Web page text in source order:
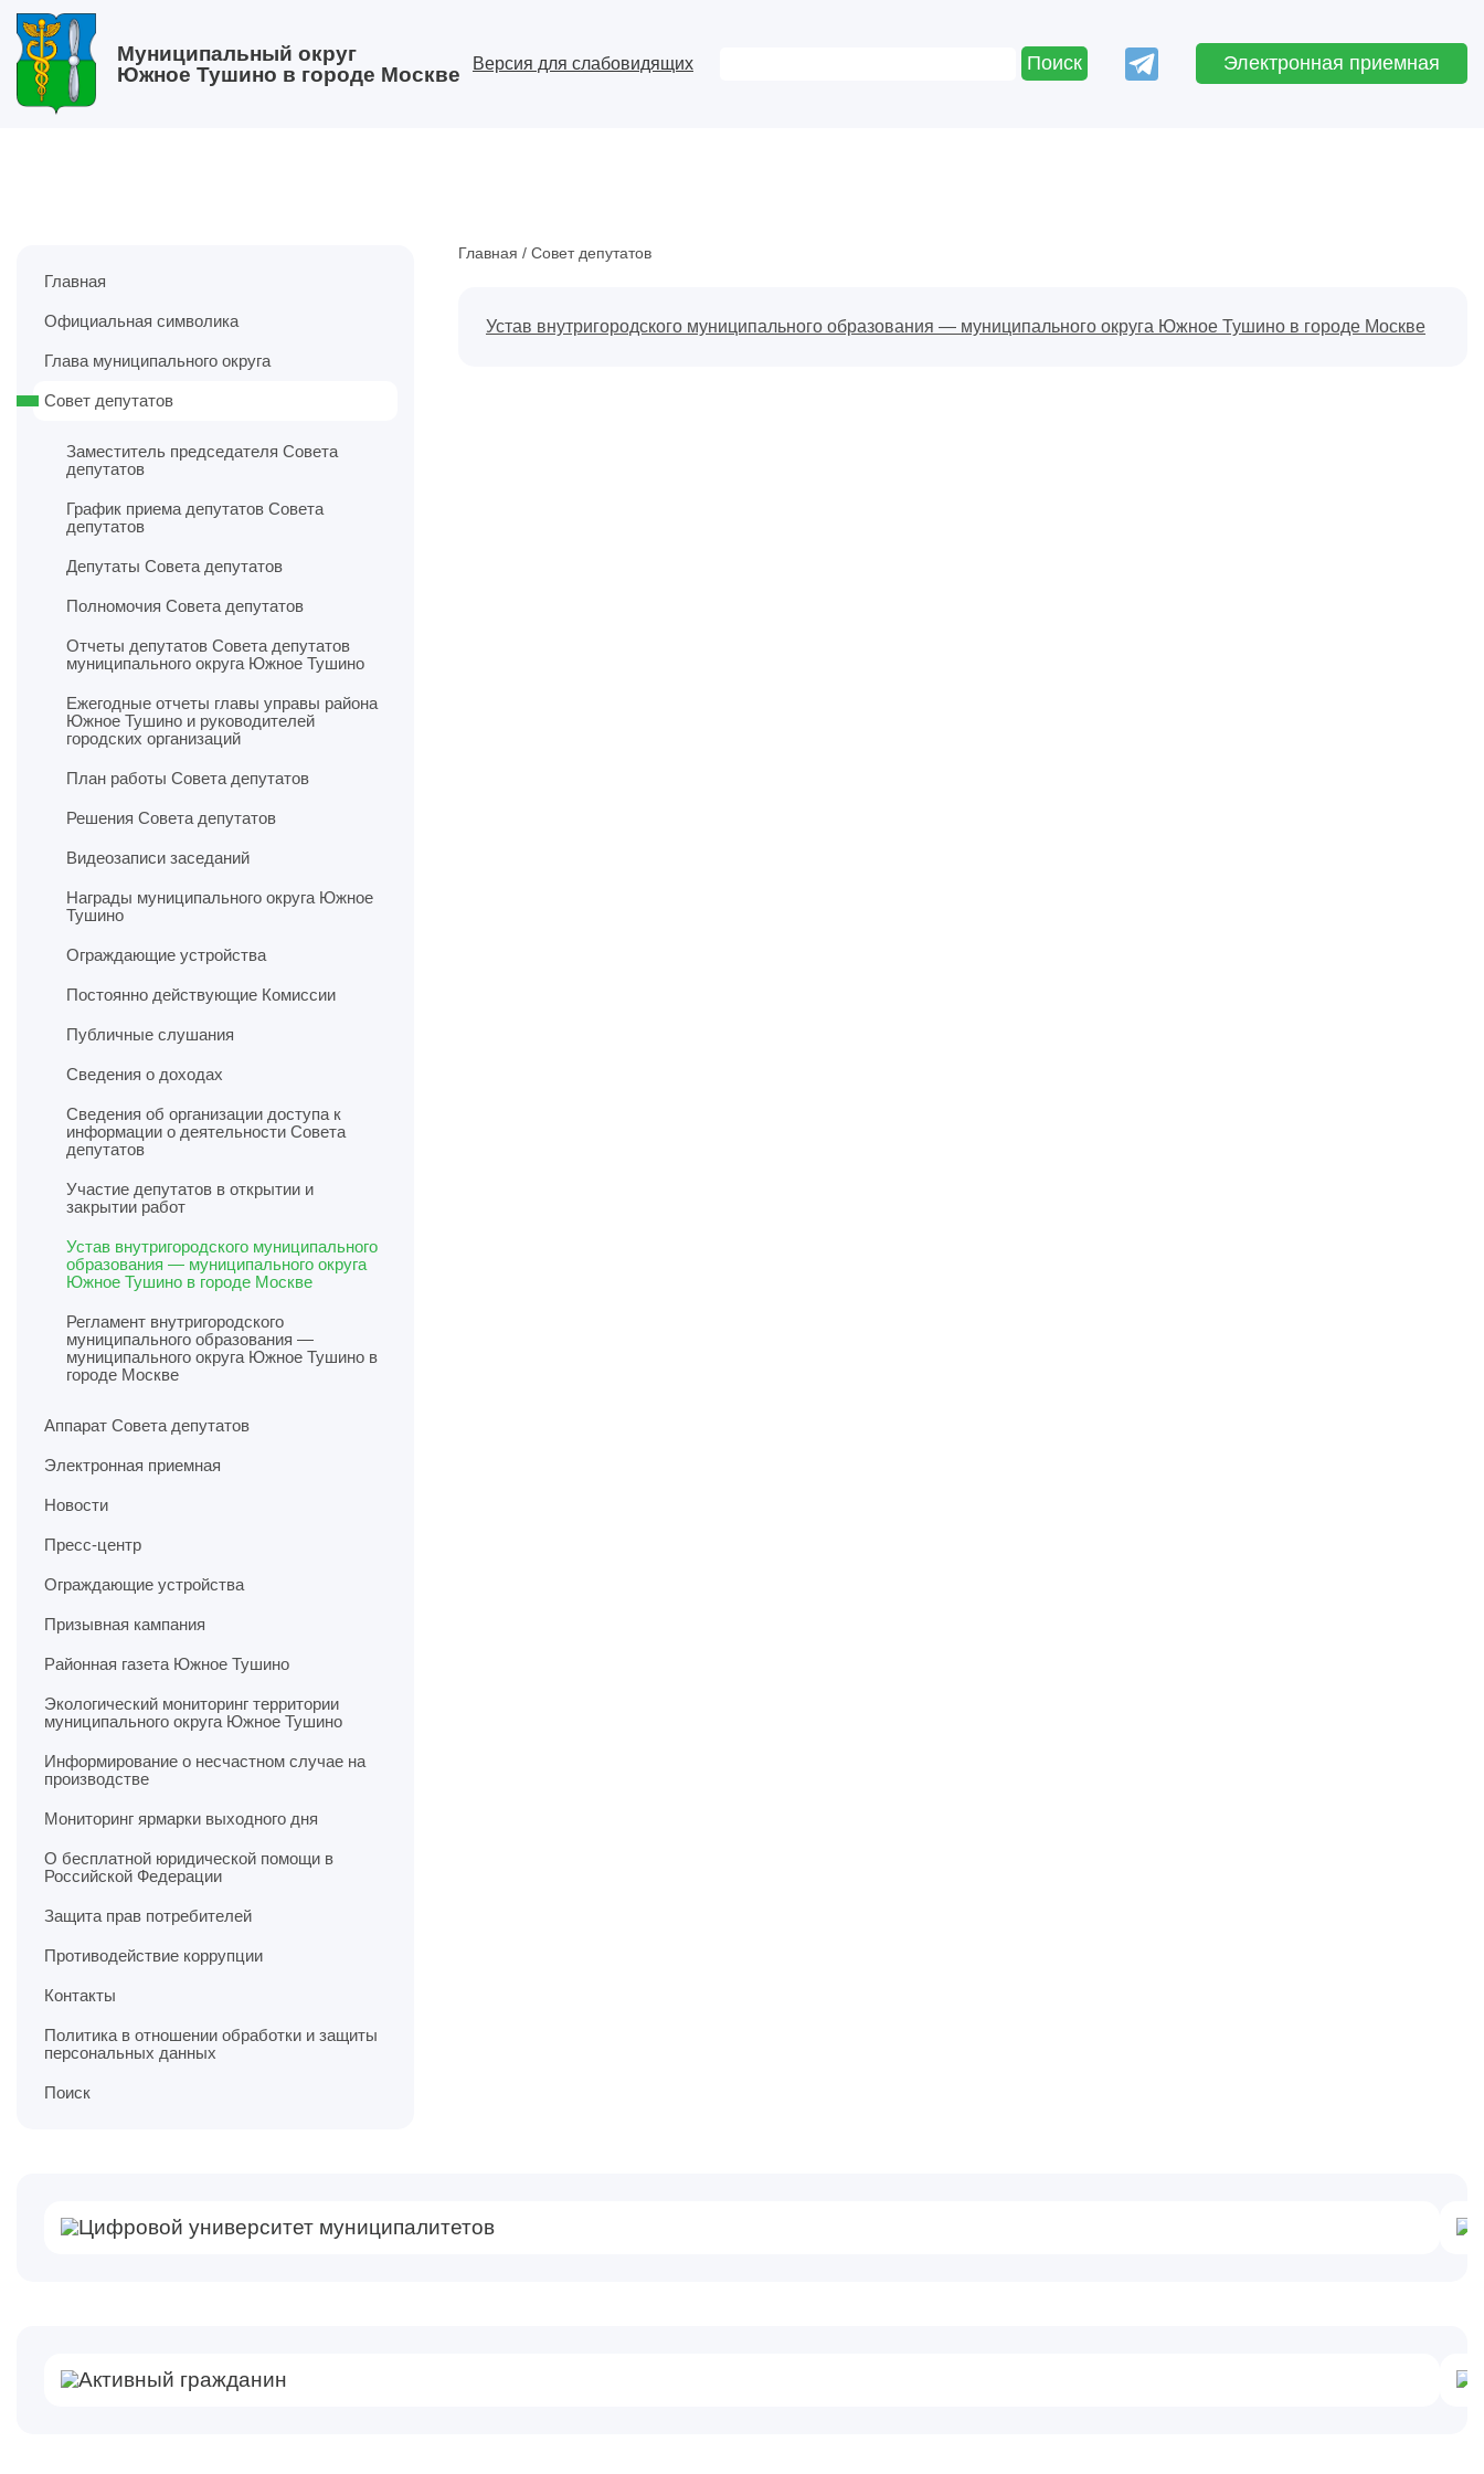
Муниципальный округ
Южное Тушино в городе Москве
Версия для слабовидящих Электронная приемная
Главная
Официальная символика
Глава муниципального округа
Совет депутатов
Заместитель председателя Совета
депутатов
График приема депутатов Совета
депутатов
Депутаты Совета депутатов
Полномочия Совета депутатов
Отчеты депутатов Совета депутатов
муниципального округа Южное Тушино
Ежегодные отчеты главы управы района
Южное Тушино и руководителей
городских организаций
План работы Совета депутатов
Решения Совета депутатов
Видеозаписи заседаний
Награды муниципального округа Южное
Тушино
Ограждающие устройства
Постоянно действующие Комиссии
Публичные слушания
Сведения о доходах
Сведения об организации доступа к
информации о деятельности Совета
депутатов
Участие депутатов в открытии и
закрытии работ
Устав внутригородского муниципального
образования — муниципального округа
Южное Тушино в городе Москве
Регламент внутригородского
муниципального образования —
муниципального округа Южное Тушино в
городе Москве
Аппарат Совета депутатов
Электронная приемная
Новости
Пресс-центр
Ограждающие устройства
Призывная кампания
Районная газета Южное Тушино
Экологический мониторинг территории
муниципального округа Южное Тушино
Информирование о несчастном случае на
производстве
Мониторинг ярмарки выходного дня
О бесплатной юридической помощи в
Российской Федерации
Защита прав потребителей
Противодействие коррупции
Контакты
Политика в отношении обработки и защиты
персональных данных
Поиск
Главная / Совет депутатов
Устав внутригородского муниципального образования — муниципального округа Южное Тушино в городе Москве